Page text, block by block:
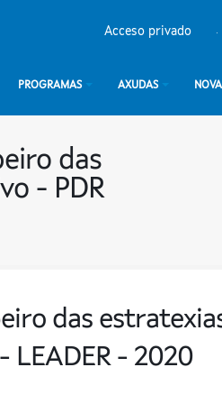
Acceso privado
PROGRAMAS AXUDAS
das
- PDR
das
- 2020